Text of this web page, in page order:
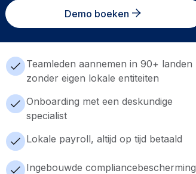
Demo boeken
Teamleden aannemen in 90+ landen
zonder eigen lokale entiteiten
Onboarding met een deskundige
specialist
Lokale payroll, altijd op tijd betaald
Ingebouwde compliancebescherming